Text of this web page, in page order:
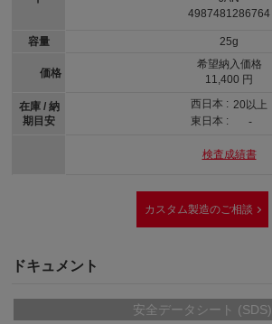
容量
価格
在庫 / 納
期目安
4987481286764
25g
希望納入価格
11,400 円
西日本 : 20以上
東日本 :
-
検査成績書
カスタム製造のご相談
ドキュメント
安全データシート (SDS)